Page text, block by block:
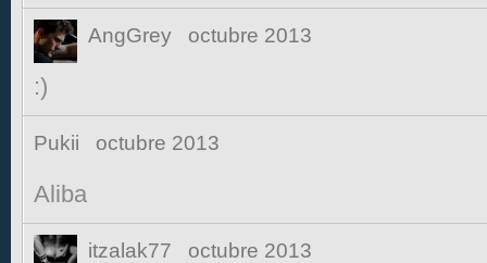
AngGrey octubre 2013
:)
Pukii octubre 2013
Aliba
itzalak77 octubre 2013